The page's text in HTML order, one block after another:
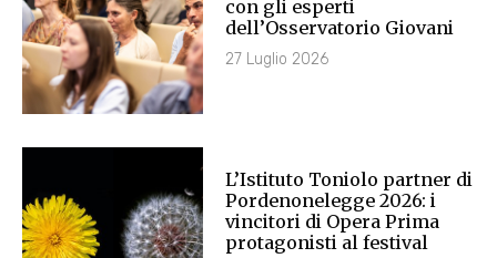
con gli esperti
dell’Osservatorio Giovani
27 Luglio 2026
L’Istituto Toniolo partner di
Pordenonelegge 2026: i
vincitori di Opera Prima
protagonisti al festival